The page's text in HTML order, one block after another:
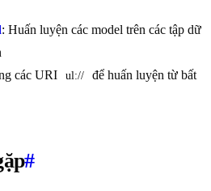
: Huấn luyện các model trên các tập dữ
các URI ul://
để huấn luyện từ bất
#